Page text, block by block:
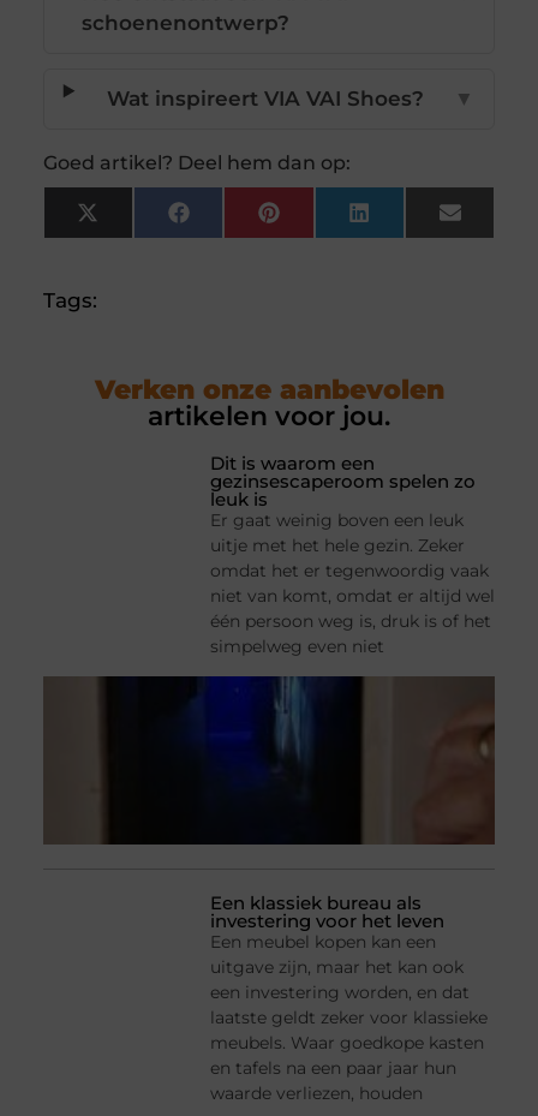
schoenenontwerp?
Wat inspireert VIA VAI Shoes? ▼
Goed artikel? Deel hem dan op:
X
(Twitter)
FacebookPinterestLinkedInEmail
Tags:
Verken onze aanbevolen
artikelen voor jou.
Dit is waarom een
gezinsescaperoom spelen zo
leuk is
Er gaat weinig boven een leuk
uitje met het hele gezin. Zeker
omdat het er tegenwoordig vaak
niet van komt, omdat er altijd wel
één persoon weg is, druk is of het
simpelweg even niet
Een klassiek bureau als
investering voor het leven
Een meubel kopen kan een
uitgave zijn, maar het kan ook
een investering worden, en dat
laatste geldt zeker voor klassieke
meubels. Waar goedkope kasten
en tafels na een paar jaar hun
waarde verliezen, houden